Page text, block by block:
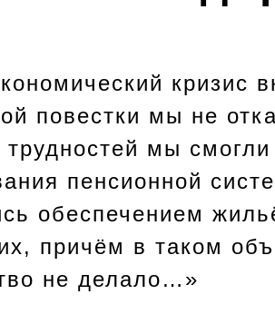
кризис
повестки мы не
мы
пенсионной
обеспечением
причём в таком
не делало…»